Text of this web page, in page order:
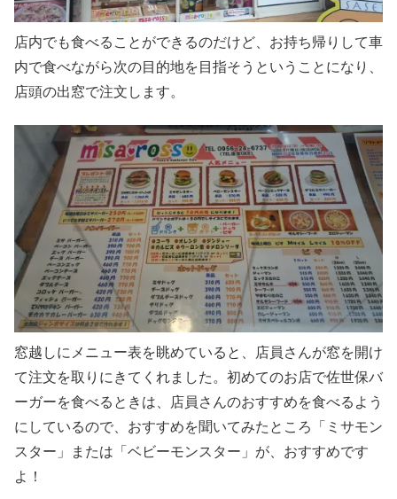
店内でも食べることができるのだけど、お持ち帰りして車
内で食べながら次の目的地を目指そうということになり、
店頭の出窓で注文します。
窓越しにメニュー表を眺めていると、店員さんが窓を開け
て注文を取りにきてくれました。初めてのお店で佐世保バ
ーガーを食べるときは、店員さんのおすすめを食べるよう
にしているので、おすすめを聞いてみたところ「ミサモン
スター」または「ベビーモンスター」が、おすすめです
よ！